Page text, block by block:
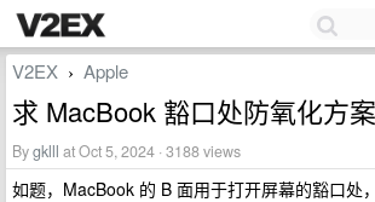
V2EX › Apple
求 MacBook 豁口处防氧化方案
Bygklll at Oct 5, 2024 · 3188 views
如题，MacBook 的 B 面用于打开屏幕的豁口处